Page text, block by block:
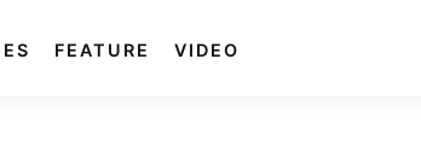
FEATURE VIDEO